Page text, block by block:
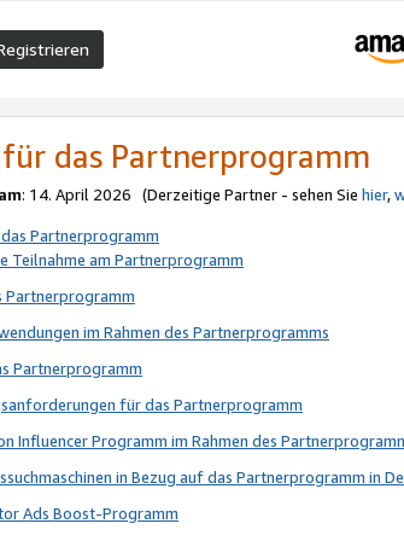
das Partnerprogramm
: 14. April 2026 (Derzeitige Partner - sehen Sie hier,
Partnerprogramm
Teilnahme am Partnerprogramm
im Rahmen des Partnerprogramms
Partnerprogramm
für das Partnerprogramm
Influencer Programm im Rahmen des
in Bezug auf das Partnerprogramm in
Ads Boost-Programm